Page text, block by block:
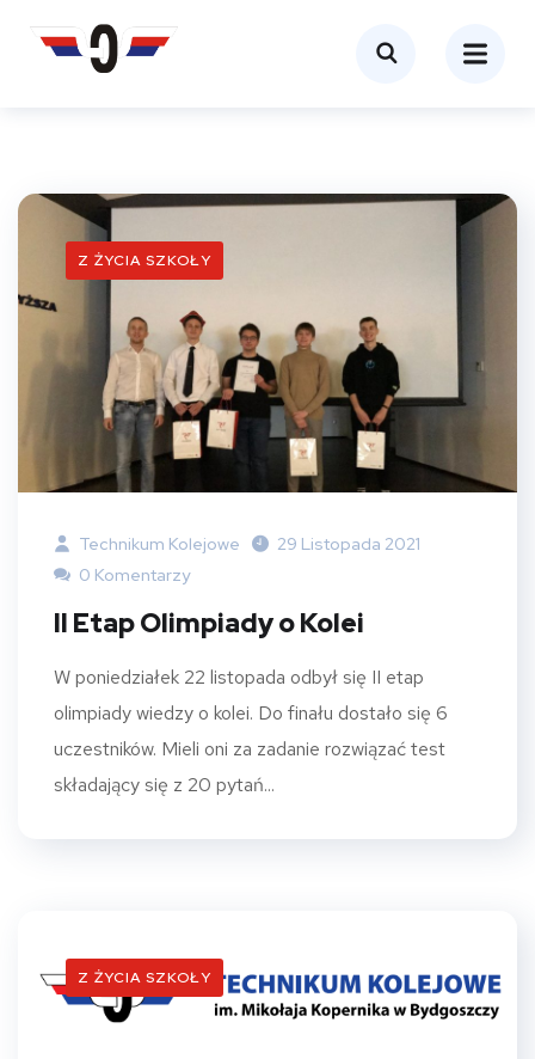
Z ŻYCIA SZKOŁY
Technikum Kolejowe
29 Listopada 2021
0 Komentarzy
II Etap Olimpiady o Kolei
W poniedziałek 22 listopada odbył się II etap
olimpiady wiedzy o kolei. Do finału dostało się 6
uczestników. Mieli oni za zadanie rozwiązać test
składający się z 20 pytań...
Z ŻYCIA SZKOŁY